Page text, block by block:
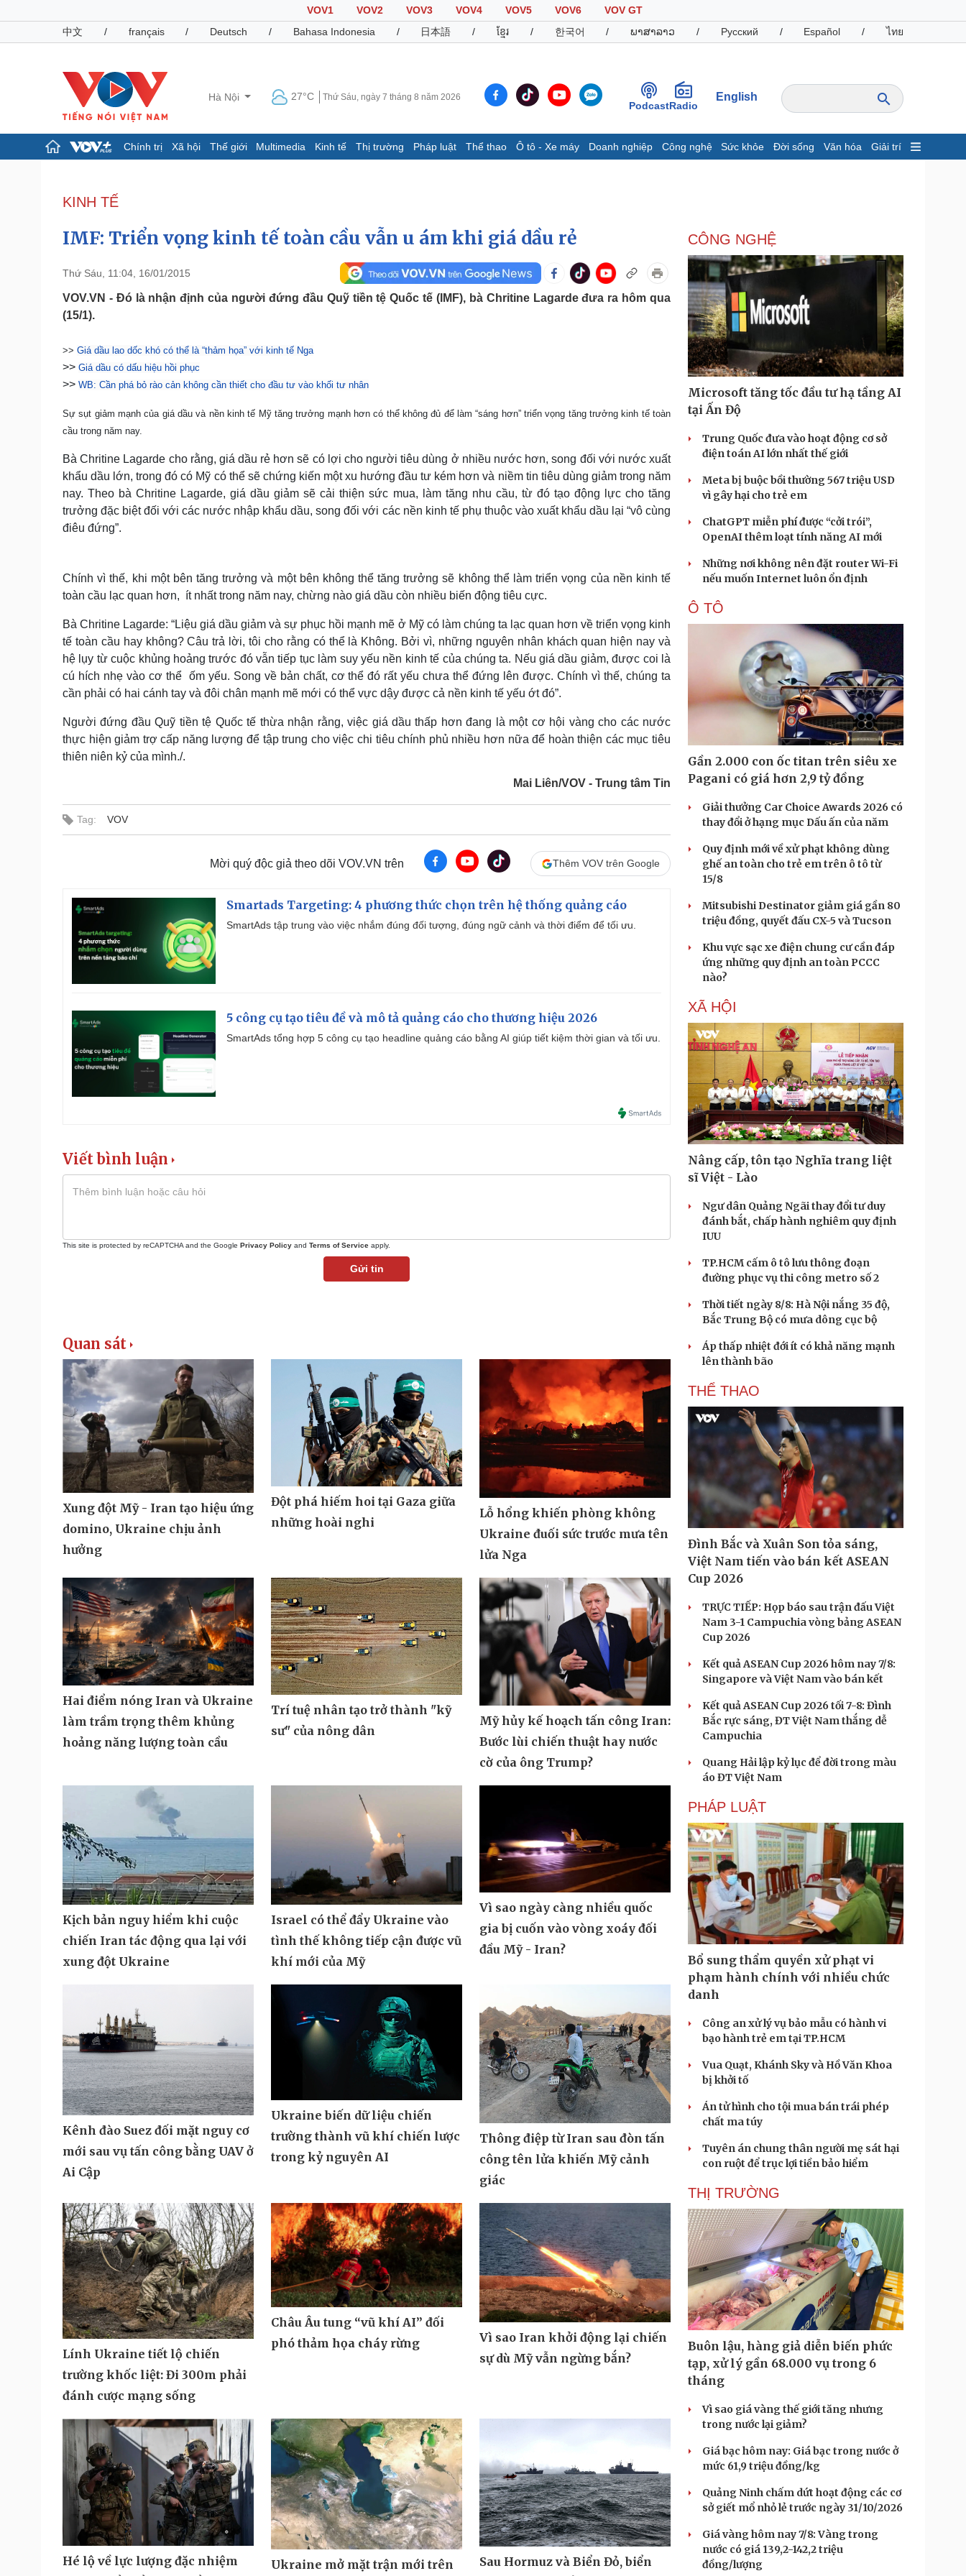
VOV1 VOV2 VOV3 VOV4 VOV5 VOV6
VOV GT
中文
/ français / Deutsch / Bahasa Indonesia / 日本語 / ខ្មែរ / 한국어 / ພາສາລາວ / Русский / Español / ไทย
Hà Nội 27°C Thứ Sáu, ngày 7 tháng 8 năm 2026
PodcastRadio
English
Chính trị Xã hội Thế giới Multimedia Kinh tế Thị trường Pháp luật Thể thao Ô tô - Xe máy Doanh nghiệp Công nghệ Sức khỏe Đời sống Văn hóa Giải trí
Đảng
Tổ chức nhân sự
Nhận diện sự thật
Dấu ấn VOV
Hồ sơ
E-Magazine
Infographic
Giá cà phê
Pháp luật
Vụ án
Tư vấn luật
Quân sự - Quốc phòng
Phân tích
Thể thao
Ô tô - Xe máy
Doanh nghiệp
Thông tin doanh nghiệp
Doanh nghiệp 24h
Doanh nhân
Vì cộng đồng
Công nghệ
Sành điệu
Trải nghiệm
Chuyển đổi số
Dinh dưỡng - món ngon
Cây thuốc
Nhi khoa
Nam khoa
Làm đẹp - giảm cân
Phòng mạch online
Ăn sạch sống khỏe
Nhà đẹp
Sân khấu - Điện ảnh
Di sản
Nghệ sĩ
Tư vấn
Podcast
Đọc truyện đêm khuya
Cửa sổ tình yêu
Hạt giống tâm hồn
KINH TẾ
IMF: Triển vọng kinh tế toàn cầu vẫn u ám khi giá dầu rẻ
Thứ Sáu, 11:04, 16/01/2015
VOV.VN - Đó là nhận định của người đứng đầu Quỹ tiền tệ Quốc tế (IMF), bà Chritine Lagarde đưa ra hôm qua
(15/1).
>> Giá dầu lao dốc khó có thể là “thảm họa” với kinh tế Nga
>> Giá dầu có dấu hiệu hồi phục
>> WB: Cần phá bỏ rào cản không cần thiết cho đầu tư vào khối tư nhân
Sự sụt giảm mạnh của giá dầu và nền kinh tế Mỹ tăng trưởng mạnh hơn có thể không đủ để làm “sáng hơn” triển vọng tăng trưởng kinh tế toàn
cầu trong năm nay.
Bà Chritine Lagarde cho rằng, giá dầu rẻ hơn sẽ có lợi cho người tiêu dùng ở nhiều nước hơn, song đối với nước xuất
khẩu dầu lớn, trong đó có Mỹ có thể sẽ chứng kiến một xu hướng đầu tư kém hơn và niềm tin tiêu dùng giảm trong năm
nay. Theo bà Chritine Lagarde, giá dầu giảm sẽ cải thiện sức mua, làm tăng nhu cầu, từ đó tạo động lực cho tăng
trưởng đặc biệt đối với các nước nhập khẩu dầu, song đối với các nền kinh tế phụ thuộc vào xuất khẩu dầu lại “vô cùng
điêu đứng”.
Chính vì thế, khi một bên tăng trưởng và một bên không thể tăng trưởng sẽ không thể làm triển vọng của nền kinh tế
toàn cầu lạc quan hơn, ít nhất trong năm nay, chừng nào giá dầu còn nhiều biến động tiêu cực.
Bà Chritine Lagarde: “Liệu giá dầu giảm và sự phục hồi mạnh mẽ ở Mỹ có làm chúng ta lạc quan hơn về triển vọng kinh
tế toàn cầu hay không? Câu trả lời, tôi cho rằng có thể là Không. Bởi vì, những nguyên nhân khách quan hiện nay và
hệ lụy từ cuộc khủng hoảng trước đó vẫn tiếp tục làm suy yếu nền kinh tế của chúng ta. Nếu giá dầu giảm, được coi là
cú hích nhẹ vào cơ thể ốm yếu. Song về bản chất, cơ thể đó rất yếu chưa thể đứng lên được. Chính vì thế, chúng ta
cần phải có hai cánh tay và đôi chân mạnh mẽ mới có thể vực dậy được cả nền kinh tế yếu ớt đó”.
Người đứng đầu Quỹ tiền tệ Quốc tế thừa nhận rằng, việc giá dầu thấp hơn đang là một cơ hội vàng cho các nước
thực hiện giảm trợ cấp năng lượng để tập trung cho việc chi tiêu chính phủ nhiều hơn nữa để hoàn thiện các mục tiêu
thiên niên kỷ của mình./.
Mai Liên/VOV - Trung tâm Tin
Tag: VOV
Mời quý độc giả theo dõi VOV.VN trên Thêm VOV trên Google
Smartads Targeting: 4 phương thức chọn trên hệ thống quảng cáo
SmartAds tập trung vào việc nhắm đúng đối tượng, đúng ngữ cảnh và thời điểm để tối ưu.
5 công cụ tạo tiêu đề và mô tả quảng cáo cho thương hiệu 2026
SmartAds tổng hợp 5 công cụ tạo headline quảng cáo bằng AI giúp tiết kiệm thời gian và tối ưu.
Viết bình luận
This site is protected by reCAPTCHA and the Google Privacy Policy and Terms of Service apply.
Gửi tin
Quan sát
Xung đột Mỹ - Iran tạo hiệu ứng
domino, Ukraine chịu ảnh
hưởng
Đột phá hiếm hoi tại Gaza giữa
những hoài nghi
Lỗ hổng khiến phòng không
Ukraine đuối sức trước mưa tên
lửa Nga
Hai điểm nóng Iran và Ukraine
làm trầm trọng thêm khủng
hoảng năng lượng toàn cầu
Trí tuệ nhân tạo trở thành "kỹ
sư" của nông dân
Mỹ hủy kế hoạch tấn công Iran:
Bước lùi chiến thuật hay nước
cờ của ông Trump?
Kịch bản nguy hiểm khi cuộc
chiến Iran tác động qua lại với
xung đột Ukraine
Israel có thể đẩy Ukraine vào
tình thế không tiếp cận được vũ
khí mới của Mỹ
Vì sao ngày càng nhiều quốc
gia bị cuốn vào vòng xoáy đối
đầu Mỹ - Iran?
Kênh đào Suez đối mặt nguy cơ
mới sau vụ tấn công bằng UAV ở
Ai Cập
Ukraine biến dữ liệu chiến
trường thành vũ khí chiến lược
trong kỷ nguyên AI
Thông điệp từ Iran sau đòn tấn
công tên lửa khiến Mỹ cảnh
giác
Lính Ukraine tiết lộ chiến
trường khốc liệt: Đi 300m phải
đánh cược mạng sống
Châu Âu tung “vũ khí AI” đối
phó thảm họa cháy rừng
Vì sao Iran khởi động lại chiến
sự dù Mỹ vẫn ngừng bắn?
Hé lộ về lực lượng đặc nhiệm
Ukraine mở mặt trận mới trên
Sau Hormuz và Biển Đỏ, biển
CÔNG NGHỆ
Microsoft tăng tốc đầu tư hạ tầng AI
tại Ấn Độ
Trung Quốc đưa vào hoạt động cơ sở
điện toán AI lớn nhất thế giới
Meta bị buộc bồi thường 567 triệu USD
vì gây hại cho trẻ em
ChatGPT miễn phí được “cởi trói”,
OpenAI thêm loạt tính năng AI mới
Những nơi không nên đặt router Wi-Fi
nếu muốn Internet luôn ổn định
Ô TÔ
Gần 2.000 con ốc titan trên siêu xe
Pagani có giá hơn 2,9 tỷ đồng
Giải thưởng Car Choice Awards 2026 có
thay đổi ở hạng mục Dấu ấn của năm
Quy định mới về xử phạt không dùng
ghế an toàn cho trẻ em trên ô tô từ
15/8
Mitsubishi Destinator giảm giá gần 80
triệu đồng, quyết đấu CX-5 và Tucson
Khu vực sạc xe điện chung cư cần đáp
ứng những quy định an toàn PCCC
nào?
XÃ HỘI
Nâng cấp, tôn tạo Nghĩa trang liệt
sĩ Việt - Lào
Ngư dân Quảng Ngãi thay đổi tư duy
đánh bắt, chấp hành nghiêm quy định
IUU
TP.HCM cấm ô tô lưu thông đoạn
đường phục vụ thi công metro số 2
Thời tiết ngày 8/8: Hà Nội nắng 35 độ,
Bắc Trung Bộ có mưa dông cục bộ
Áp thấp nhiệt đới ít có khả năng mạnh
lên thành bão
THỂ THAO
Đình Bắc và Xuân Son tỏa sáng,
Việt Nam tiến vào bán kết ASEAN
Cup 2026
TRỰC TIẾP: Họp báo sau trận đấu Việt
Nam 3-1 Campuchia vòng bảng ASEAN
Cup 2026
Kết quả ASEAN Cup 2026 hôm nay 7/8:
Singapore và Việt Nam vào bán kết
Kết quả ASEAN Cup 2026 tối 7-8: Đình
Bắc rực sáng, ĐT Việt Nam thắng dễ
Campuchia
Quang Hải lập kỷ lục để đời trong màu
áo ĐT Việt Nam
PHÁP LUẬT
Bổ sung thẩm quyền xử phạt vi
phạm hành chính với nhiều chức
danh
Công an xử lý vụ bảo mẫu có hành vi
bạo hành trẻ em tại TP.HCM
Vua Quạt, Khánh Sky và Hồ Văn Khoa
bị khởi tố
Án tử hình cho tội mua bán trái phép
chất ma túy
Tuyên án chung thân người mẹ sát hại
con ruột để trục lợi tiền bảo hiểm
THỊ TRƯỜNG
Buôn lậu, hàng giả diễn biến phức
tạp, xử lý gần 68.000 vụ trong 6
tháng
Vì sao giá vàng thế giới tăng nhưng
trong nước lại giảm?
Giá bạc hôm nay: Giá bạc trong nước ở
mức 61,9 triệu đồng/kg
Quảng Ninh chấm dứt hoạt động các cơ
sở giết mổ nhỏ lẻ trước ngày 31/10/2026
Giá vàng hôm nay 7/8: Vàng trong
nước có giá 139,2-142,2 triệu
đồng/lượng